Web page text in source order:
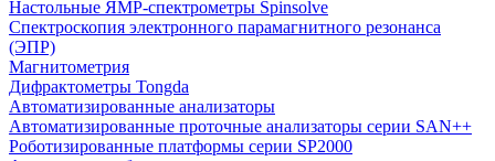
Настольные ЯМР‑спектрометры Spinsolve
Спектроскопия электронного парамагнитного резонанса
(ЭПР)
Магнитометрия
Дифрактометры Tongda
Автоматизированные анализаторы
Автоматизированные проточные анализаторы серии SAN++
Роботизированные платформы серии SP2000